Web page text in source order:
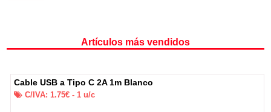
Artículos más vendidos
Cable USB a Tipo C 2A 1m Blanco
C/IVA: 1.75€ - 1u/c